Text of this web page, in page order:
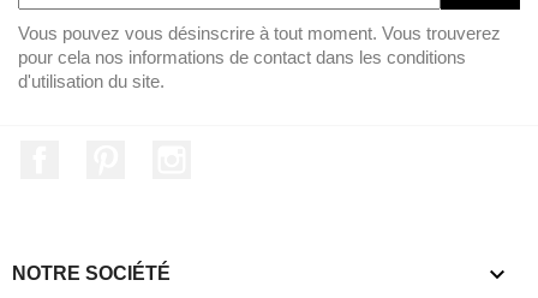
Vous pouvez vous désinscrire à tout moment. Vous trouverez
pour cela nos informations de contact dans les conditions
d'utilisation du site.
NOTRE SOCIÉTÉ 